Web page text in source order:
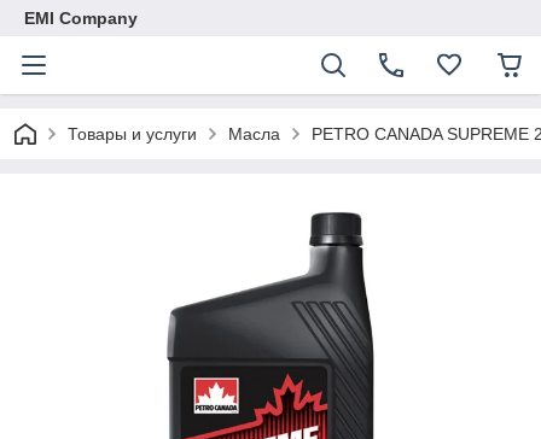
EMI Company
Товары и услуги Масла PETRO CANADA SUPREME